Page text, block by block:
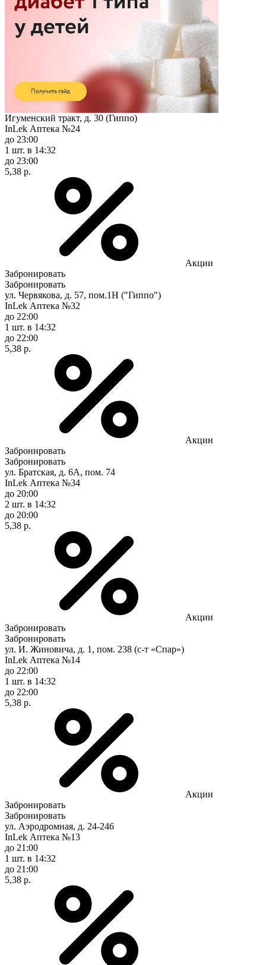
Игуменский тракт, д. 30 (Гиппо)
InLek Аптека №24
до 23:00
1 шт. в 14:32
до 23:00
5,38 р.
Акции
Забронировать
Забронировать
ул. Червякова, д. 57, пом.1Н ("Гиппо")
InLek Аптека №32
до 22:00
1 шт. в 14:32
до 22:00
5,38 р.
Акции
Забронировать
Забронировать
ул. Братская, д. 6А, пом. 74
InLek Аптека №34
до 20:00
2 шт. в 14:32
до 20:00
5,38 р.
Акции
Забронировать
Забронировать
ул. И. Жиновича, д. 1, пом. 238 (с-т «Спар»)
InLek Аптека №14
до 22:00
1 шт. в 14:32
до 22:00
5,38 р.
Акции
Забронировать
Забронировать
ул. Аэродромная, д. 24-246
InLek Аптека №13
до 21:00
1 шт. в 14:32
до 21:00
5,38 р.